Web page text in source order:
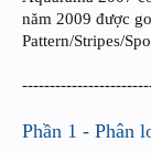
năm 2009 được
Pattern/Stripes/
Phần 1 - Phân